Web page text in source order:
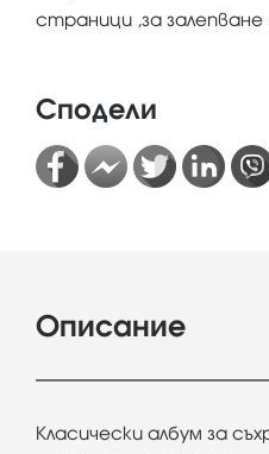
страници ,за
Сподели
Описание
Класически албум за